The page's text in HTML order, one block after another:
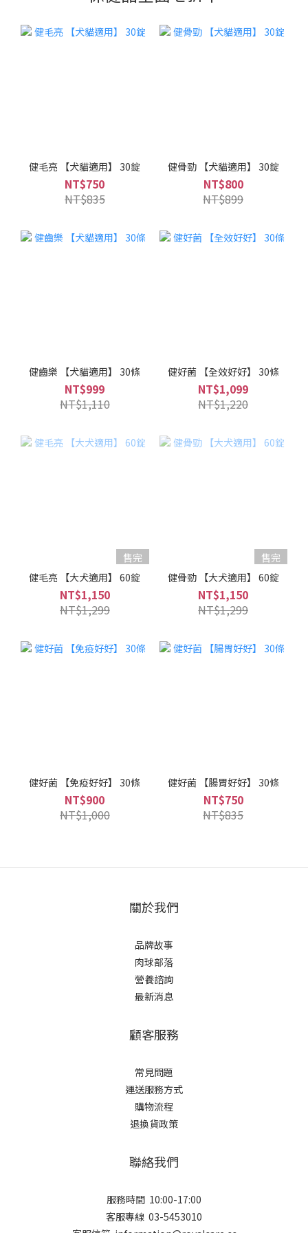
健毛亮 【犬貓適用】 30錠
NT$750
NT$835
健骨勁 【犬貓適用】 30錠
NT$800
NT$899
健齒樂 【犬貓適用】 30條
NT$999
NT$1,110
健好菌 【全效好好】 30條
NT$1,099
NT$1,220
售完
健毛亮 【大犬適用】 60錠
NT$1,150
NT$1,299
售完
健骨勁 【大犬適用】 60錠
NT$1,150
NT$1,299
健好菌 【免疫好好】 30條
NT$900
NT$1,000
健好菌 【腸胃好好】 30條
NT$750
NT$835
關於我們
品牌故事
肉球部落
營養諮詢
最新消息
顧客服務
常見問題
運送服務方式
購物流程
退換貨政策
聯絡我們
服務時間 10:00-17:00
客服專線 03-5453010